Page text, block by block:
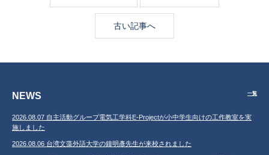
古い記事へ
NEWS 一覧
2026.08.07 自主活動グループ電気工学科E-Projectが小中学生向けの工作教室を実
施しました
2026.08.06 台湾文藻外語大学の鐘明彥先生が来校されました